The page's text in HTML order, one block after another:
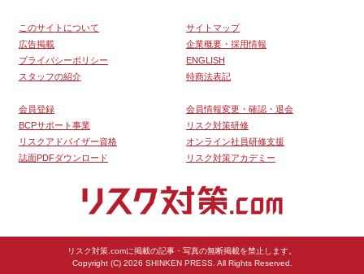
このサイトについて
サイトマップ
広告掲載
企業概要・採用情報
プライバシーポリシー
ENGLISH
スタッフの紹介
特商法表記
会員登録
会員情報変更・確認・退会
BCPサポート事業
リスク対策研修
リスクアドバイザー資格
オンライン社員研修支援
誌面PDFダウンロード
リスク対策アカデミー
リスク対策.comに掲載の記事・写真の無断掲載を禁止します。
Copyright (C) 2026 SHINKEN PRESS. All Rights Reserved.